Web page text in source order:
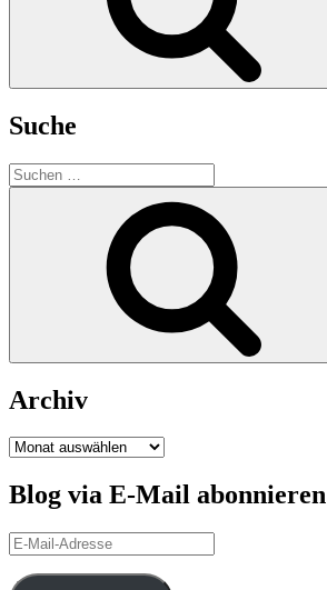
Suche
Suchen
nach:
Archiv
Archiv
Blog via E-Mail abonnieren
E-
Mail-
Adresse